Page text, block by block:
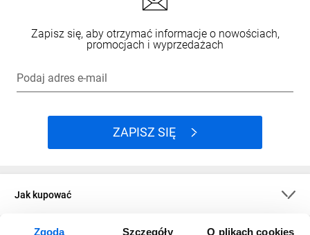
Zgoda Szczegóły O plikach cookies
Zapisz się, aby otrzymać informacje o nowościach,
promocjach i wyprzedażach
Podaj adres e-mail
ZAPISZ SIĘ
Jak kupować